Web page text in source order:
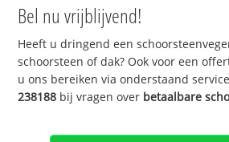
Bel nu vrijblijvend!
Heeft u dringend een
schoorsteen of dak? Ook voor een
u ons bereiken via onderstaand
238188 bij vragen over betaalbare